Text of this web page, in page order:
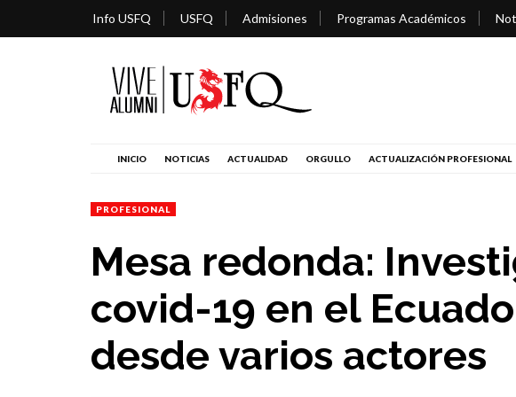
Info USFQ USFQ Admisiones Programas Académicos
INICIO NOTICIAS ACTUALIDAD ORGULLO ACTUALIZACIÓN PROFESIONAL
PROFESIONAL
Mesa redonda:
covid-19 en el
desde varios actores